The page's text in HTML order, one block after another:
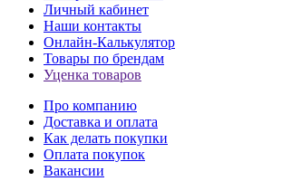
Личный кабинет
Наши контакты
Онлайн-Калькулятор
Товары по брендам
Уценка товаров
Про компанию
Доставка и оплата
Как делать покупки
Оплата покупок
Вакансии